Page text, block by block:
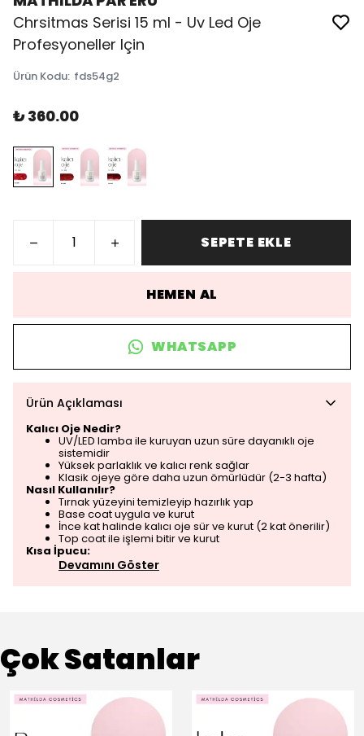
Chrsitmas Serisi 15 ml - Uv Led Oje
Profesyoneller Için
Ürün Kodu: fds54g2
₺ 360.00
SEPETE EKLE
HEMEN AL
WHATSAPP
Ürün Açıklaması
Kalıcı Oje Nedir?
UV/LED lamba ile kuruyan uzun süre dayanıklı oje
sistemidir
Yüksek parlaklık ve kalıcı renk sağlar
Klasik ojeye göre daha uzun ömürlüdür (2-3 hafta)
Nasıl Kullanılır?
Tırnak yüzeyini temizleyip hazırlık yap
Base coat uygula ve kurut
İnce kat halinde kalıcı oje sür ve kurut (2 kat önerilir)
Top coat ile işlemi bitir ve kurut
Kısa İpucu:
Devamını Göster
Çok Satanlar